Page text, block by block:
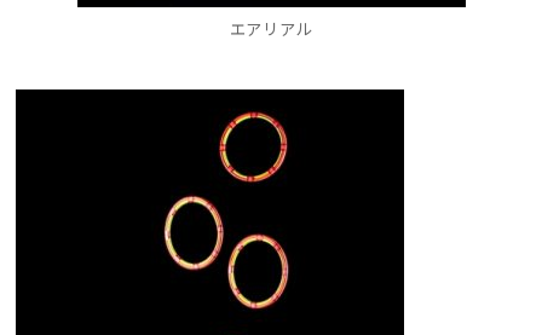
エアリアル